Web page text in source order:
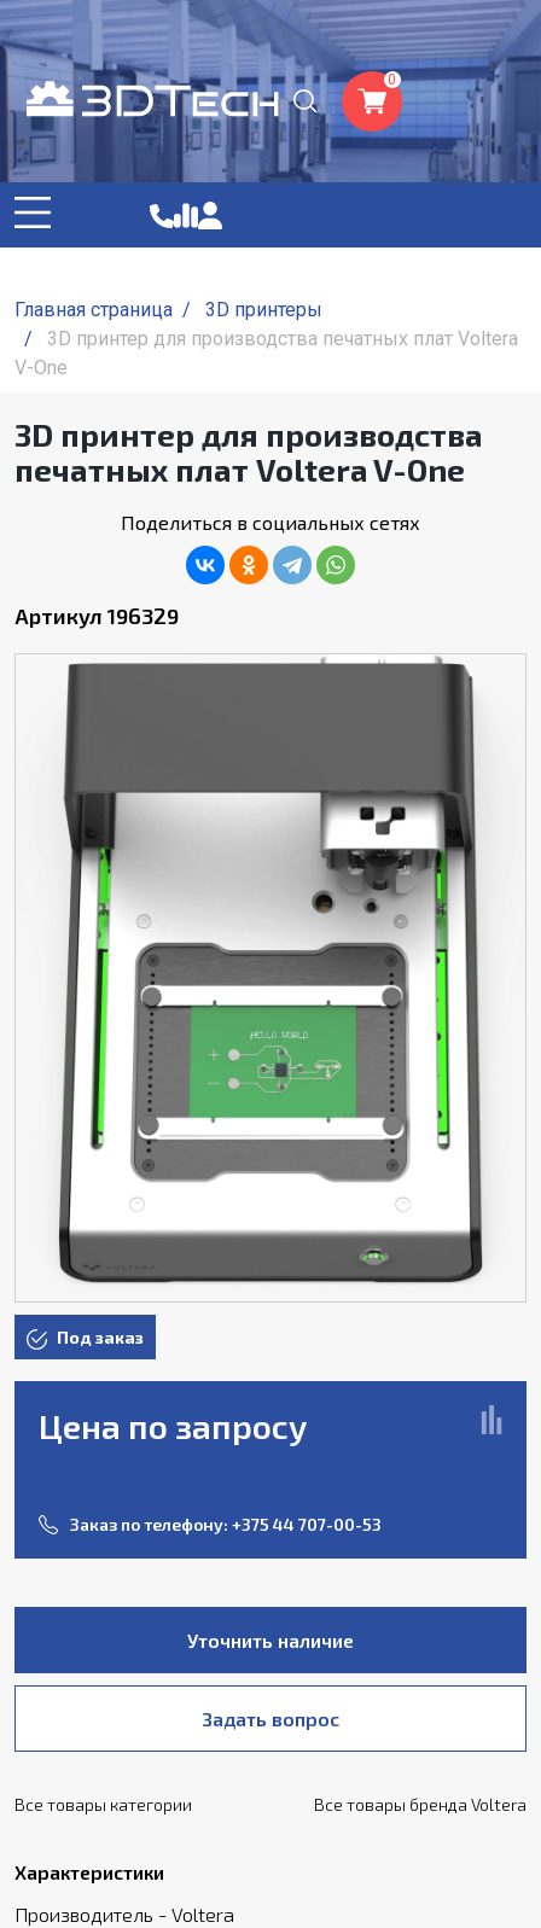
0
Главная страница /
3D принтеры
/
3D принтер для производства печатных плат Voltera
V-One
3D принтер для производства
печатных плат Voltera V-One
Поделиться в социальных сетях
Артикул 196329
Под заказ
Цена по запросу
Заказ по телефону: +375 44 707-00-53
Уточнить наличие
Задать вопрос
Все товары категории Все товары бренда Voltera
Характеристики
Производитель - Voltera